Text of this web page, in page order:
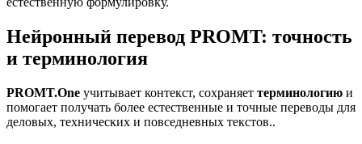
Нейронный перевод PROMT: точность
и терминология
PROMT.One учитывает контекст, сохраняет терминологию и
помогает получать более естественные и точные переводы для
деловых, технических и повседневных текстов..